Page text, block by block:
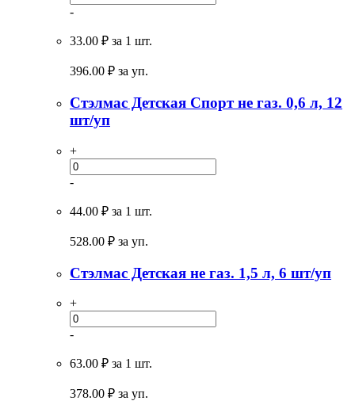
-
33.00 ₽ за 1 шт.
396.00 ₽ за уп.
Стэлмас Детская Спорт не газ. 0,6 л, 12
шт/уп
+
-
44.00 ₽ за 1 шт.
528.00 ₽ за уп.
Стэлмас Детская не газ. 1,5 л, 6 шт/уп
+
-
63.00 ₽ за 1 шт.
378.00 ₽ за уп.